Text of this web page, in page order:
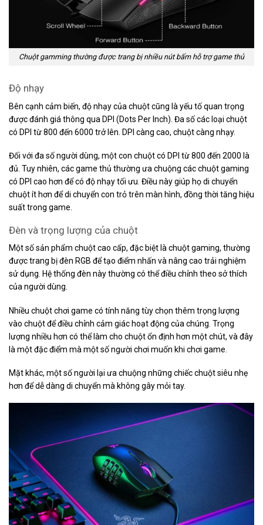
Chuột gamming thường được trang bị nhiều nút bấm hỗ trợ game thủ
Độ nhạy
Bên cạnh cảm biến, độ nhạy của chuột cũng là yếu tố quan trọng
được đánh giá thông qua DPI (Dots Per Inch). Đa số các loại chuột
có DPI từ 800 đến 6000 trở lên. DPI càng cao, chuột càng nhạy.
Đối với đa số người dùng, một con chuột có DPI từ 800 đến 2000 là
đủ. Tuy nhiên, các game thủ thường ưa chuộng các chuột gaming
có DPI cao hơn để có độ nhạy tối ưu. Điều này giúp họ di chuyển
chuột ít hơn để di chuyển con trỏ trên màn hình, đồng thời tăng hiệu
suất trong game.
Đèn và trọng lượng của chuột
Một số sản phẩm chuột cao cấp, đặc biệt là chuột gaming, thường
được trang bị đèn RGB để tạo điểm nhấn và nâng cao trải nghiệm
sử dụng. Hệ thống đèn này thường có thể điều chỉnh theo sở thích
của người dùng.
Nhiều chuột chơi game có tính năng tùy chọn thêm trọng lượng
vào chuột để điều chỉnh cảm giác hoạt động của chúng. Trọng
lượng nhiều hơn có thể làm cho chuột ổn định hơn một chút, và đây
là một đặc điểm mà một số người chơi muốn khi chơi game.
Mặt khác, một số người lại ưa chuộng những chiếc chuột siêu nhẹ
hơn để dễ dàng di chuyển mà không gây mỏi tay.